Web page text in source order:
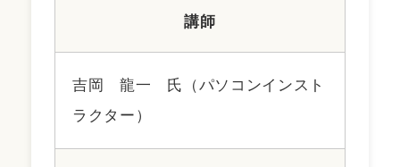
講師
吉岡 龍一 氏（パソコンインスト
ラクター）